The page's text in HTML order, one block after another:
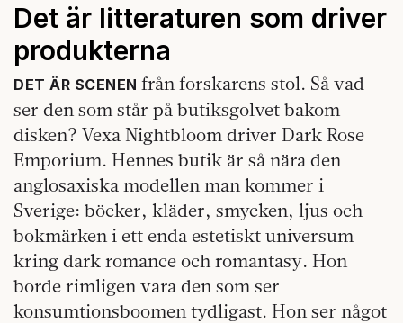
Det är litteraturen som driver
produkterna
DET ÄR SCENEN från forskarens stol. Så vad
ser den som står på butiksgolvet bakom
disken? Vexa Nightbloom driver Dark Rose
Emporium. Hennes butik är så nära den
anglosaxiska modellen man kommer i
Sverige: böcker, kläder, smycken, ljus och
bokmärken i ett enda estetiskt universum
kring dark romance och romantasy. Hon
borde rimligen vara den som ser
konsumtionsboomen tydligast. Hon ser något